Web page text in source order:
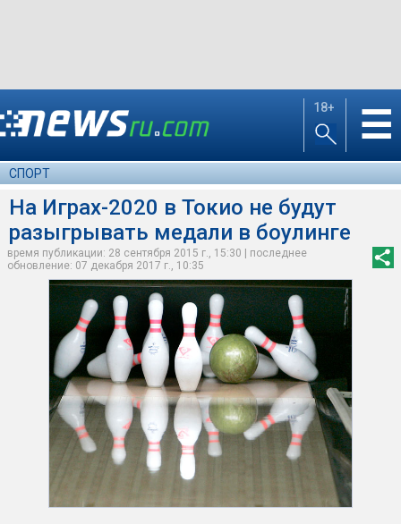
18+ ☰
СПОРТ
На Играх-2020 в Токио не будут
разыгрывать медали в боулинге
время публикации: 28 сентября 2015 г., 15:30 | последнее
обновление: 07 декабря 2017 г., 10:35